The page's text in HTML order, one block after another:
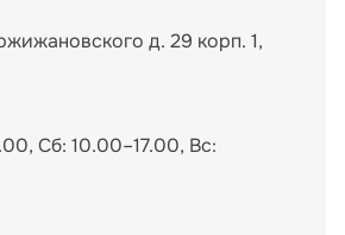
д. 29 корп. 1,
Сб: 10.00–17.00, Вс: